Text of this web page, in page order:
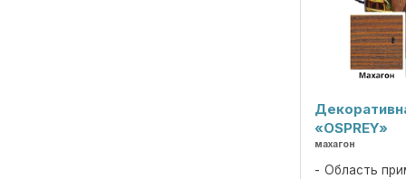
«OSPREY»
махагон
Область